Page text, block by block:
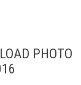
PHOTO